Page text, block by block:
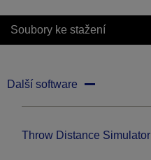
Soubory ke stažení
Další software
Throw Distance Simulator